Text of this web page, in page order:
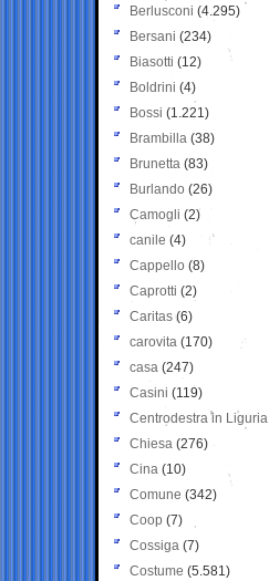
Berlusconi (4.295)
Bersani (234)
Biasotti (12)
Boldrini (4)
Bossi (1.221)
Brambilla (38)
Brunetta (83)
Burlando (26)
Camogli (2)
canile (4)
Cappello (8)
Caprotti (2)
Caritas (6)
carovita (170)
casa (247)
Casini (119)
Centrodestra in Liguria
Chiesa (276)
Cina (10)
Comune (342)
Coop (7)
Cossiga (7)
Costume (5.581)